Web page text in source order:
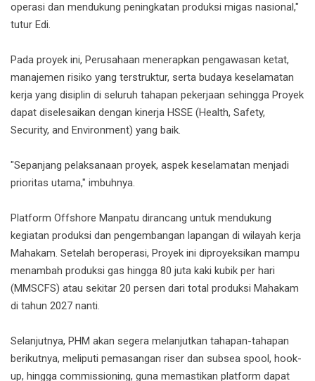
operasi dan mendukung peningkatan produksi migas nasional,"
tutur Edi.
Pada proyek ini, Perusahaan menerapkan pengawasan ketat,
manajemen risiko yang terstruktur, serta budaya keselamatan
kerja yang disiplin di seluruh tahapan pekerjaan sehingga Proyek
dapat diselesaikan dengan kinerja HSSE (Health, Safety,
Security, and Environment) yang baik.
"Sepanjang pelaksanaan proyek, aspek keselamatan menjadi
prioritas utama," imbuhnya.
Platform Offshore Manpatu dirancang untuk mendukung
kegiatan produksi dan pengembangan lapangan di wilayah kerja
Mahakam. Setelah beroperasi, Proyek ini diproyeksikan mampu
menambah produksi gas hingga 80 juta kaki kubik per hari
(MMSCFS) atau sekitar 20 persen dari total produksi Mahakam
di tahun 2027 nanti.
Selanjutnya, PHM akan segera melanjutkan tahapan-tahapan
berikutnya, meliputi pemasangan riser dan subsea spool, hook-
up, hingga commissioning, guna memastikan platform dapat